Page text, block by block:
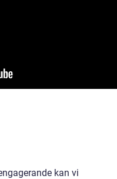
kan vi